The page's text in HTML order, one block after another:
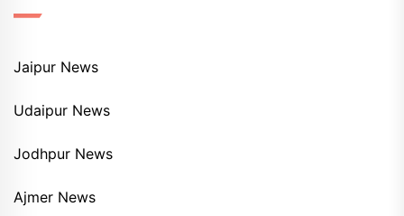
Jaipur News
Udaipur News
Jodhpur News
Ajmer News